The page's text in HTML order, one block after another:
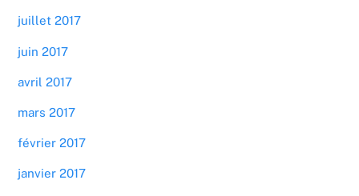
juillet 2017
juin 2017
avril 2017
mars 2017
février 2017
janvier 2017